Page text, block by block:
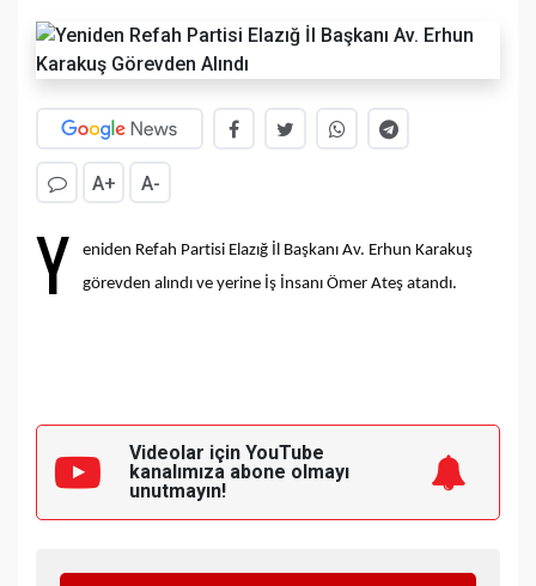
A+ A-
Y
eniden Refah Partisi Elazığ İl Başkanı Av. Erhun Karakuş
görevden alındı ve yerine İş İnsanı Ömer Ateş atandı.
Videolar için YouTube
kanalımıza abone olmayı
unutmayın!